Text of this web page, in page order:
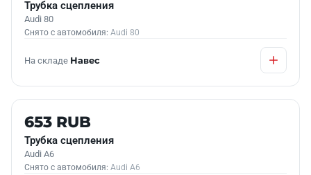
Трубка сцепления
Audi 80
Снято с автомобиля: Audi 80
На складе Навес
Б/У В НАЛИЧИИ
653 RUB
Трубка сцепления
Audi A6
Снято с автомобиля: Audi A6